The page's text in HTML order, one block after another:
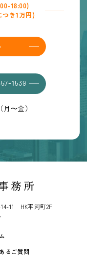
18:00)
つき1万円)
1539
〜金）
11 HK平河町2F
るご質問